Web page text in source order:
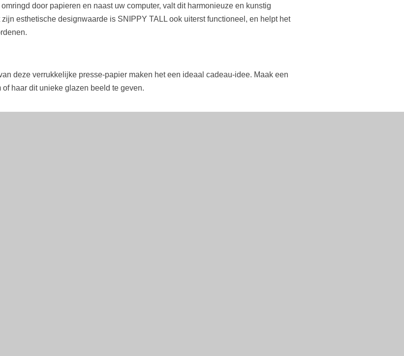
door papieren en naast uw computer, valt dit harmonieuze en kunstig
esthetische designwaarde is SNIPPY TALL ook uiterst functioneel, en helpt het
deze verrukkelijke presse-papier maken het een ideaal cadeau-idee. Maak een
haar dit unieke glazen beeld te geven.